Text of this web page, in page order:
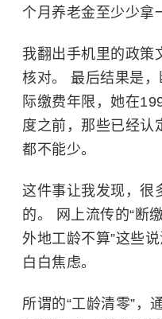
个月养老金至少少拿
我翻出手机里的政策
核对。 最后结果是
际缴费年限，她在
度之前，那些已经认
都不能少。
这件事让我发现，很
的。 网上流传的“断
外地工龄不算”这些
白白焦虑。
所谓的“工龄清零”，